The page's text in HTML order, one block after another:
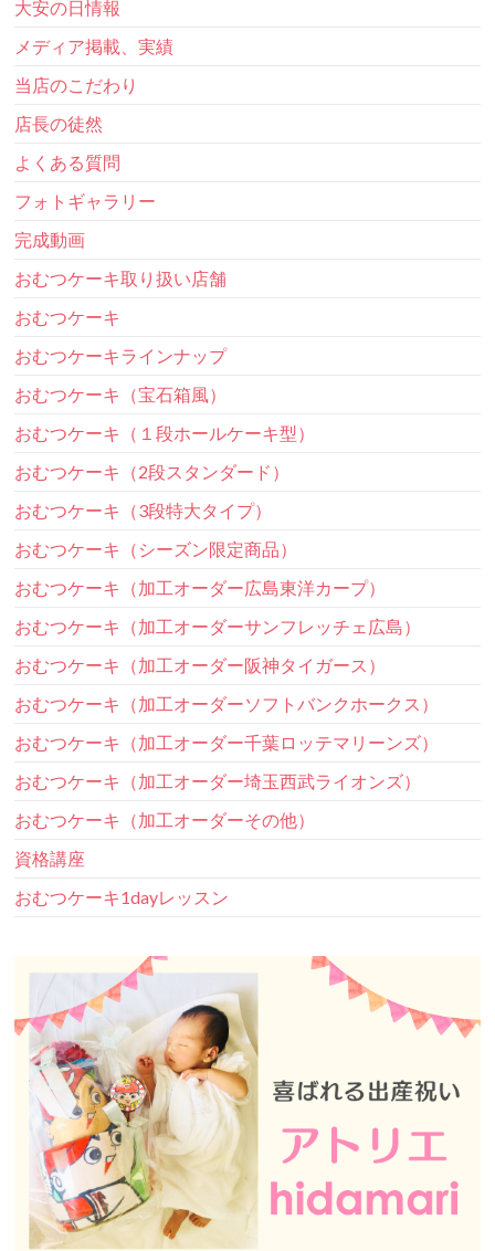
大安の日情報
メディア掲載、実績
当店のこだわり
店長の徒然
よくある質問
フォトギャラリー
完成動画
おむつケーキ取り扱い店舗
おむつケーキ
おむつケーキラインナップ
おむつケーキ（宝石箱風）
おむつケーキ（１段ホールケーキ型）
おむつケーキ（2段スタンダード）
おむつケーキ（3段特大タイプ）
おむつケーキ（シーズン限定商品）
おむつケーキ（加工オーダー広島東洋カープ）
おむつケーキ（加工オーダーサンフレッチェ広島）
おむつケーキ（加工オーダー阪神タイガース）
おむつケーキ（加工オーダーソフトバンクホークス）
おむつケーキ（加工オーダー千葉ロッテマリーンズ）
おむつケーキ（加工オーダー埼玉西武ライオンズ）
おむつケーキ（加工オーダーその他）
資格講座
おむつケーキ1dayレッスン